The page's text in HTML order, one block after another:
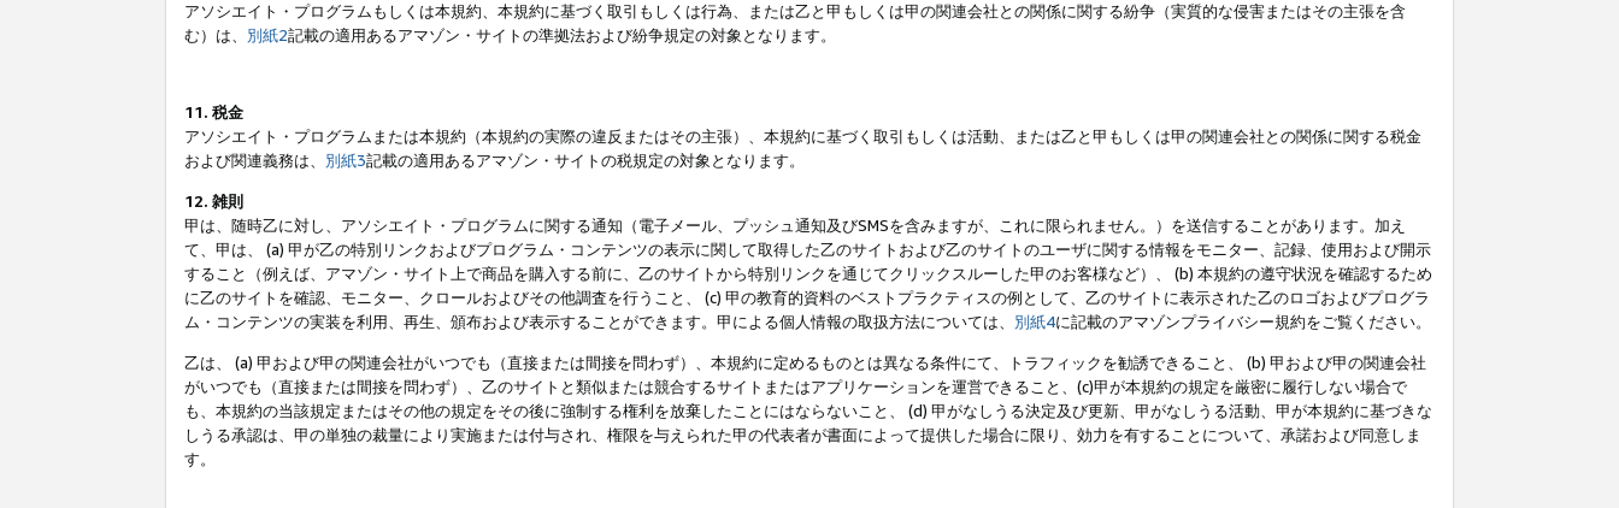
アソシエイト・プログラムもしくは本規約、本規約に基づく取引もしくは行為、または乙と甲もしくは甲の関連会社との関係に関する紛争（実質的な侵害またはその主張を含
む）は、 別紙2記載の適用あるアマゾン・サイトの準拠法および紛争規定の対象となります。
11. 税金
アソシエイト・プログラムまたは本規約（本規約の実際の違反またはその主張）、本規約に基づく取引もしくは活動、または乙と甲もしくは甲の関連会社との関係に関する税金
および関連義務は、 別紙3記載の適用あるアマゾン・サイトの税規定の対象となります。
12. 雑則
甲は、随時乙に対し、アソシエイト・プログラムに関する通知（電子メール、プッシュ通知及びSMSを含みますが、これに限られません。）を送信することがあります。加え
て、甲は、 (a) 甲が乙の特別リンクおよびプログラム・コンテンツの表示に関して取得した乙のサイトおよび乙のサイトのユーザに関する情報をモニター、記録、使用および開示
すること（例えば、アマゾン・サイト上で商品を購入する前に、乙のサイトから特別リンクを通じてクリックスルーした甲のお客様など）、 (b) 本規約の遵守状況を確認するため
に乙のサイトを確認、モニター、クロールおよびその他調査を行うこと、 (c) 甲の教育的資料のベストプラクティスの例として、乙のサイトに表示された乙のロゴおよびプログラ
ム・コンテンツの実装を利用、再生、頒布および表示することができます。甲による個人情報の取扱方法については、 別紙4に記載のアマゾンプライバシー規約をご覧ください。
乙は、 (a) 甲および甲の関連会社がいつでも（直接または間接を問わず）、本規約に定めるものとは異なる条件にて、トラフィックを勧誘できること、 (b) 甲および甲の関連会社
がいつでも（直接または間接を問わず）、乙のサイトと類似または競合するサイトまたはアプリケーションを運営できること、(c)甲が本規約の規定を厳密に履行しない場合で
も、本規約の当該規定またはその他の規定をその後に強制する権利を放棄したことにはならないこと、 (d) 甲がなしうる決定及び更新、甲がなしうる活動、甲が本規約に基づきな
しうる承認は、甲の単独の裁量により実施または付与され、権限を与えられた甲の代表者が書面によって提供した場合に限り、効力を有することについて、承諾および同意しま
す。